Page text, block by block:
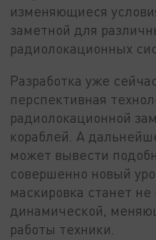
изменяющиеся
заметной для
радиолокационных
Разработка уже
перспективная
радиолокационной
кораблей. А
может вывести
совершенно новый
маскировка станет не
динамической,
работы техники.